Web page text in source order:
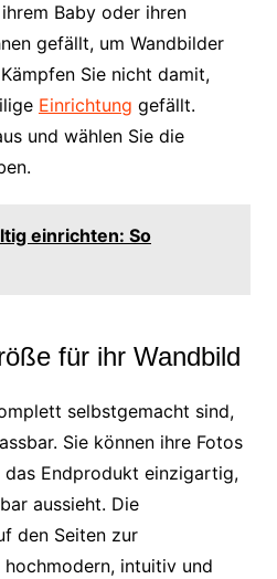
Baby oder ihren
gefällt, um Wandbilder
Sie nicht damit,
Einrichtung gefällt.
und wählen Sie die
einrichten: So
für ihr Wandbild
selbstgemacht sind,
Sie können ihre Fotos
das Endprodukt einzigartig,
aussieht. Die
den Seiten zur
hochmodern, intuitiv und